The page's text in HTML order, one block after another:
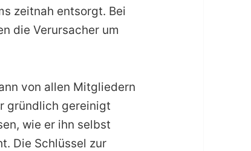
zeitnah entsorgt. Bei
die Verursacher um
von allen Mitgliedern
gründlich gereinigt
wie er ihn selbst
Die Schlüssel zur